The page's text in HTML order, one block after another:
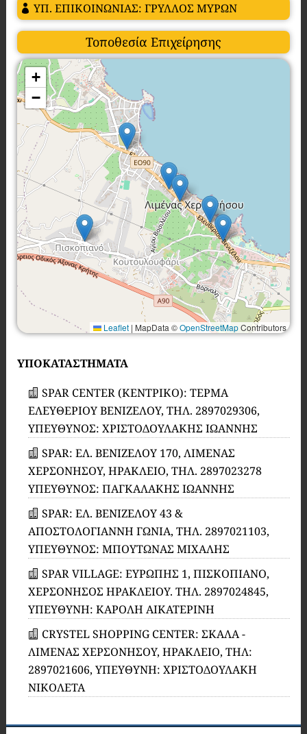
ΥΠ. ΕΠΙΚΟΙΝΩΝΙΑΣ: ΓΡΥΛΛΟΣ ΜΥΡΩΝ
Τοποθεσία Επιχείρησης
+
−
Leaflet | MapData ©OpenStreetMapContributors
ΥΠΟΚΑΤΑΣΤΗΜΑΤΑ
SPAR CENTER (ΚΕΝΤΡΙΚΟ): ΤΕΡΜΑ
ΕΛΕΥΘΕΡΙΟΥ ΒΕΝΙΖΕΛΟΥ, ΤΗΛ. 2897029306,
ΥΠΕΥΘΥΝΟΣ: ΧΡΙΣΤΟΔΟΥΛΑΚΗΣ ΙΩΑΝΝΗΣ
SPAR: ΕΛ. ΒΕΝΙΖΕΛΟΥ 170, ΛΙΜΕΝΑΣ
ΧΕΡΣΟΝΗΣΟΥ, ΗΡΑΚΛΕΙΟ, ΤΗΛ. 2897023278
ΥΠΕΥΘΥΝΟΣ: ΠΑΓΚΑΛΑΚΗΣ ΙΩΑΝΝΗΣ
SPAR: ΕΛ. ΒΕΝΙΖΕΛΟΥ 43 &
ΑΠΟΣΤΟΛΟΓΙΑΝΝΗ ΓΩΝΙΑ, ΤΗΛ. 2897021103,
ΥΠΕΥΘΥΝΟΣ: ΜΠΟΥΤΩΝΑΣ ΜΙΧΑΛΗΣ
SPAR VILLAGE: ΕΥΡΩΠΗΣ 1, ΠΙΣΚΟΠΙΑΝΟ,
ΧΕΡΣΟΝΗΣΟΣ ΗΡΑΚΛΕΙΟΥ. ΤΗΛ. 2897024845,
ΥΠEΥΘΥΝΗ: ΚΑΡΟΛΗ ΑΙΚΑΤΕΡΙΝΗ
CRYSTEL SHOPPING CENTER: ΣΚΑΛΑ -
ΛΙΜΕΝΑΣ ΧΕΡΣΟΝΗΣΟΥ, ΗΡΑΚΛΕΙΟ, ΤΗΛ:
2897021606, ΥΠΕΥΘΥΝΗ: ΧΡΙΣΤΟΔΟΥΛΑΚΗ
ΝΙΚΟΛΕΤΑ